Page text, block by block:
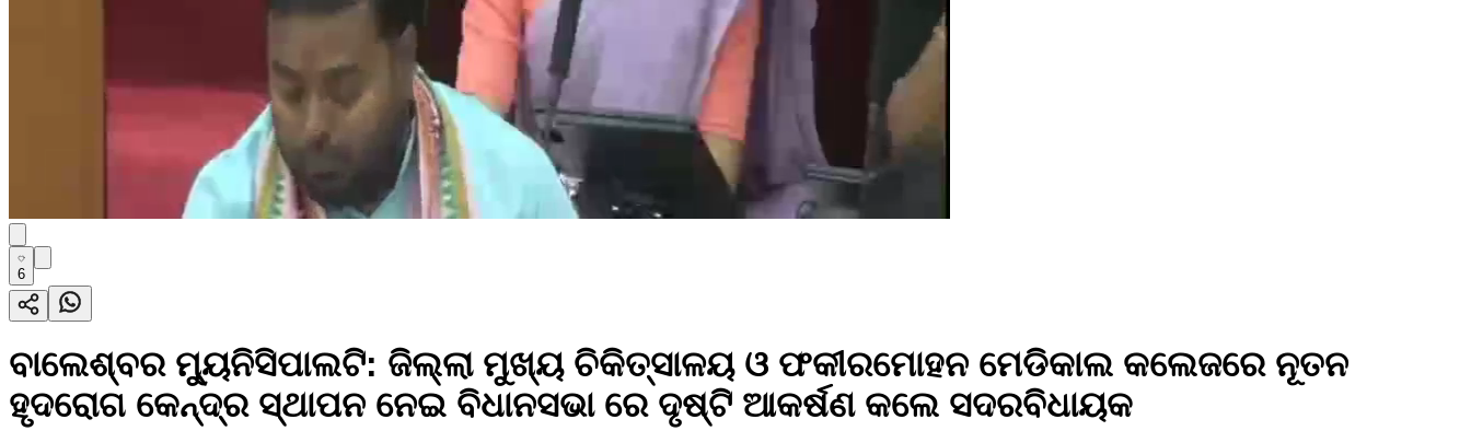
6
ବାଲେଶ୍ବର ମ୍ୟୁନିସିପାଲଟି: ଜିଲ୍ଲା ମୁଖ୍ୟ ଚିକିତ୍ସାଳୟ ଓ ଫକୀରମୋହନ ମେଡିକାଲ କଲେଜରେ ନୂତନ
ହୃଦରୋଗ କେନ୍ଦ୍ର ସ୍ଥାପନ ନେଇ ବିଧାନସଭା ରେ ଦୃଷ୍ଟି ଆକର୍ଷଣ କଲେ ସଦରବିଧାୟକ